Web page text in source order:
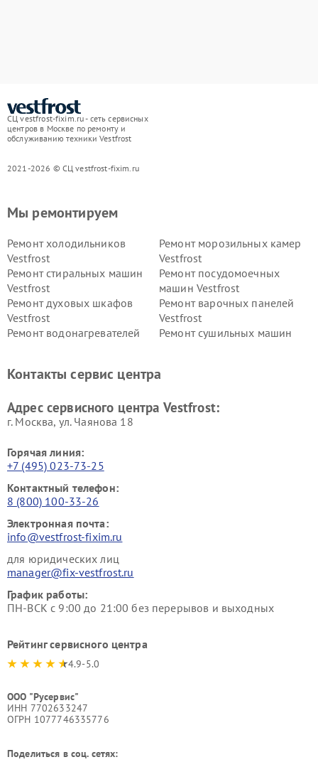
СЦ vestfrost-fixim.ru - сеть сервисных
центров в Москве по ремонту и
обслуживанию техники Vestfrost
2021-2026 © СЦ vestfrost-fixim.ru
Мы ремонтируем
Ремонт холодильников
Vestfrost
Ремонт морозильных камер
Vestfrost
Ремонт стиральных машин
Vestfrost
Ремонт посудомоечных
машин Vestfrost
Ремонт духовых шкафов
Vestfrost
Ремонт варочных панелей
Vestfrost
Ремонт водонагревателей
Ремонт сушильных машин
Vestfrost
Контакты сервис центра
Адрес сервисного центра Vestfrost:
г. Москва, ул. Чаянова 18
Горячая линия:
+7 (495) 023-73-25
Контактный телефон:
8 (800) 100-33-26
Электронная почта:
info@vestfrost-fixim.ru
для юридических лиц
manager@fix-vestfrost.ru
График работы:
ПН-ВСК с 9:00 до 21:00 без перерывов и выходных
Рейтинг сервисного центра
4.9-5.0
ООО "Русервис"
ИНН 7702633247
ОГРН 1077746335776
Поделиться в соц. сетях: